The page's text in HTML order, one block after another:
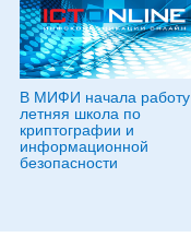
В МИФИ начала работу
летняя школа по
криптографии и
информационной
безопасности